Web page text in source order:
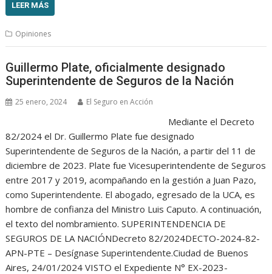
LEER MÁS
Opiniones
Guillermo Plate, oficialmente designado
Superintendente de Seguros de la Nación
25 enero, 2024 El Seguro en Acción
Mediante el Decreto
82/2024 el Dr. Guillermo Plate fue designado
Superintendente de Seguros de la Nación, a partir del 11 de
diciembre de 2023. Plate fue Vicesuperintendente de Seguros
entre 2017 y 2019, acompañando en la gestión a Juan Pazo,
como Superintendente. El abogado, egresado de la UCA, es
hombre de confianza del Ministro Luis Caputo. A continuación,
el texto del nombramiento. SUPERINTENDENCIA DE
SEGUROS DE LA NACIÓNDecreto 82/2024DECTO-2024-82-
APN-PTE – Desígnase Superintendente.Ciudad de Buenos
Aires, 24/01/2024 VISTO el Expediente N° EX-2023-